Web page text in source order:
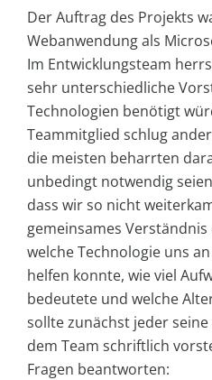
Der Auftrag des Projekts
Webanwendung als
Im Entwicklungsteam
sehr unterschiedliche
Technologien benötigt
Teammitglied schlug
die meisten beharrten
unbedingt notwendig
dass wir so nicht
gemeinsames
welche Technologie uns
helfen konnte, wie viel
bedeutete und welche
sollte zunächst jeder
dem Team schriftlich
Fragen beantworten: